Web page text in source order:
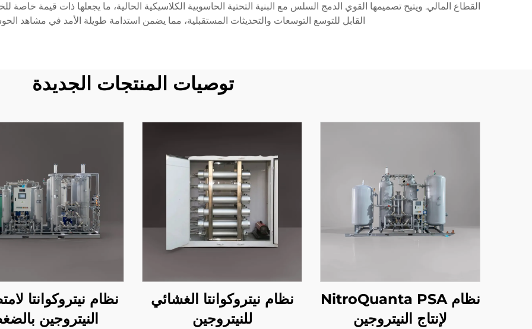
القطاع المالي. ويتيح تصميمها القوي الدمج السلس مع البنية التحتية الحاسوبية الكلاسيكية الحالية، ما يجعلها ذات قيمة خاصة
القابل للتوسع التوسعات والتحديثات المستقبلية، مما يضمن استدامة طويلة الأمد في مشاهد
توصيات المنتجات الجديدة
نظام NitroQuanta PSA
لإنتاج النيتروجين
نظام نيتروكوانتا الغشائي
للنيتروجين
نظام نيتروكوانتا
النيتروجين